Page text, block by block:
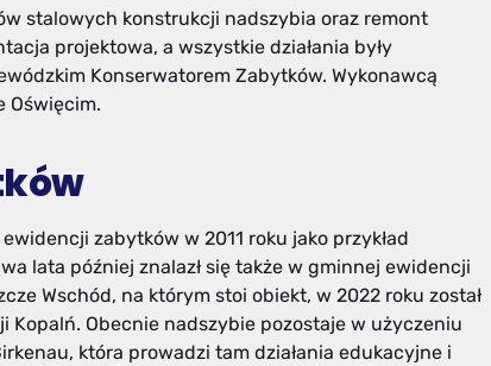
stalowych konstrukcji nadszybia oraz remont
projektowa, a wszystkie działania były
Konserwatorem Zabytków. Wykonawcą
Oświęcim.
zabytków w 2011 roku jako przykład
lata później znalazł się także w gminnej ewidencji
Wschód, na którym stoi obiekt, w 2022 roku został
Kopalń. Obecnie nadszybie pozostaje w użyczeniu
która prowadzi tam działania edukacyjne i